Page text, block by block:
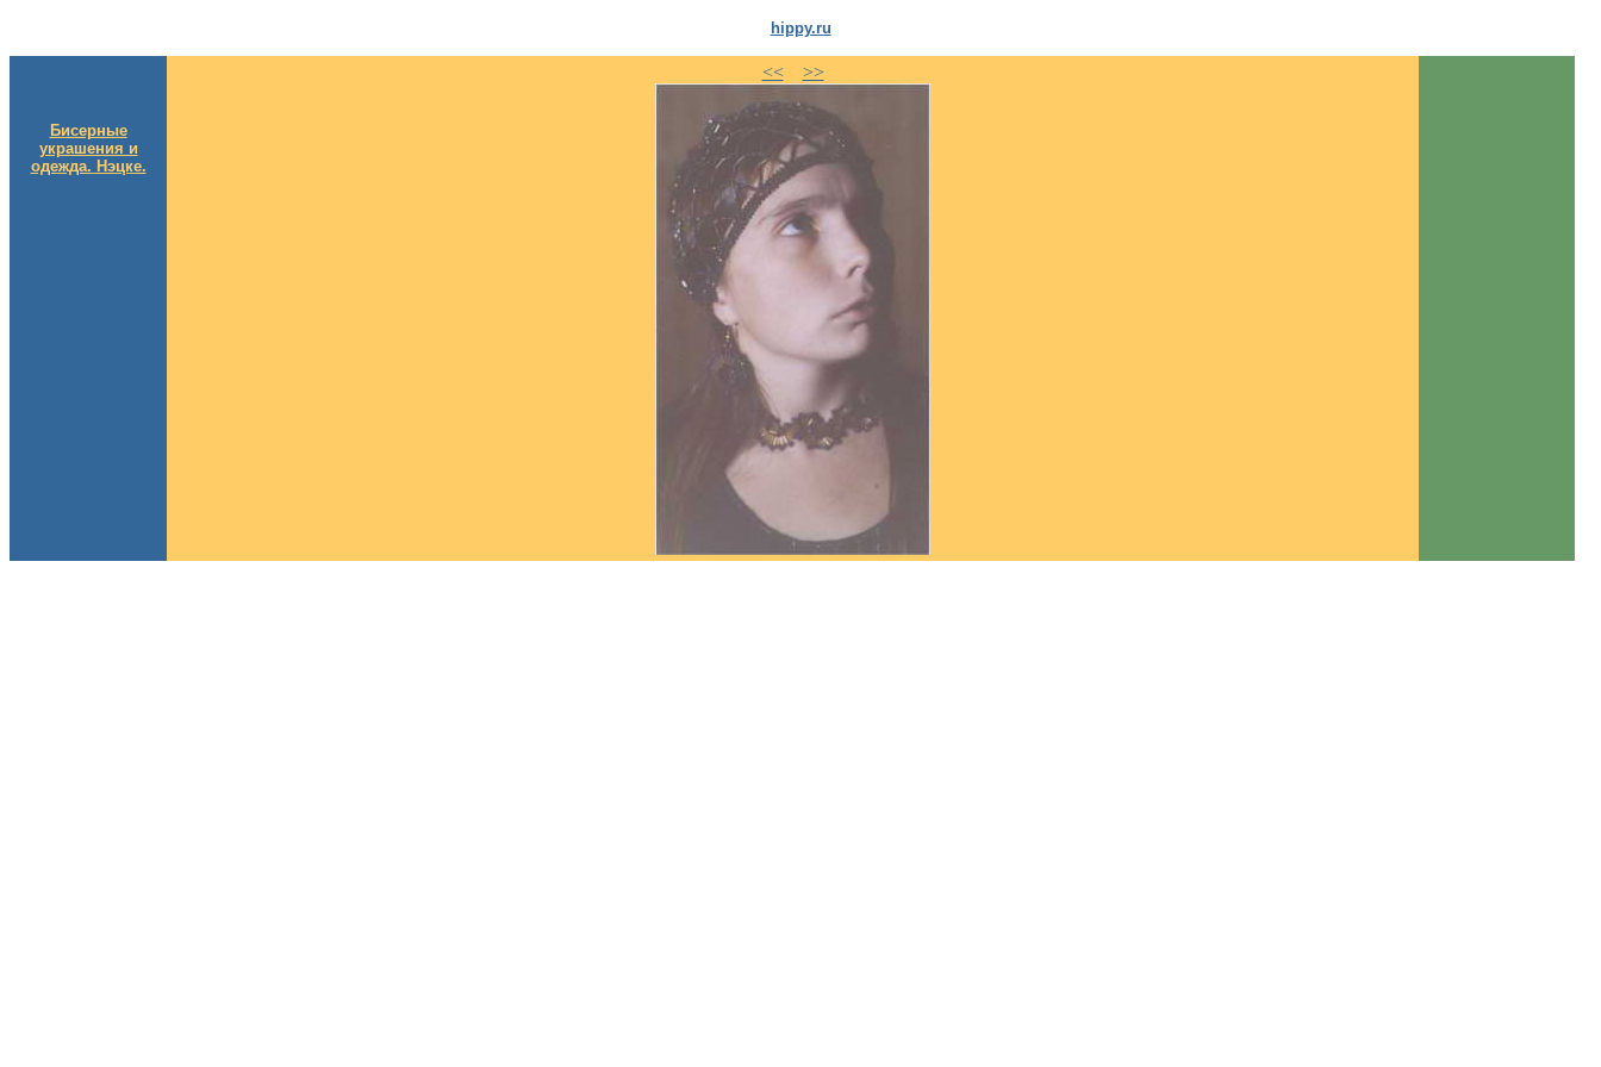
hippy.ru
Бисерные
украшения и
одежда. Нэцке.
<< >>